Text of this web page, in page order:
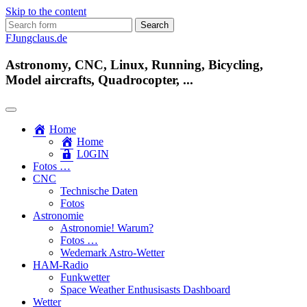
Skip to the content
Search
for:
FJungclaus.de
Astronomy, CNC, Linux, Running, Bicycling,
Model aircrafts, Quadrocopter, ...
Home
Home
L​0​​GIN
Fotos …
CNC
Technische Daten
Fotos
Astronomie
Astronomie! Warum?
Fotos …
Wedemark Astro-Wetter
HAM-Radio
Funkwetter
Space Weather Enthusisasts Dashboard
Wetter